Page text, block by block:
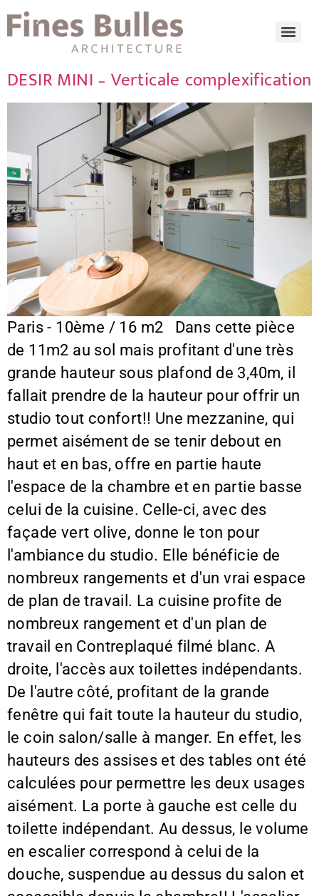
DESIR MINI – Verticale complexification
Paris - 10ème / 16 m2 Dans cette pièce
de 11m2 au sol mais profitant d'une très
grande hauteur sous plafond de 3,40m, il
fallait prendre de la hauteur pour offrir un
studio tout confort!! Une mezzanine, qui
permet aisément de se tenir debout en
haut et en bas, offre en partie haute
l'espace de la chambre et en partie basse
celui de la cuisine. Celle-ci, avec des
façade vert olive, donne le ton pour
l'ambiance du studio. Elle bénéficie de
nombreux rangements et d'un vrai espace
de plan de travail. La cuisine profite de
nombreux rangement et d'un plan de
travail en Contreplaqué filmé blanc. A
droite, l'accès aux toilettes indépendants.
De l'autre côté, profitant de la grande
fenêtre qui fait toute la hauteur du studio,
le coin salon/salle à manger. En effet, les
hauteurs des assises et des tables ont été
calculées pour permettre les deux usages
aisément. La porte à gauche est celle du
toilette indépendant. Au dessus, le volume
en escalier correspond à celui de la
douche, suspendue au dessus du salon et